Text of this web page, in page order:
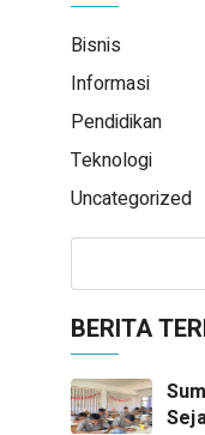
Bisnis
Informasi
Pendidikan
Teknologi
Uncategorized
BERITA